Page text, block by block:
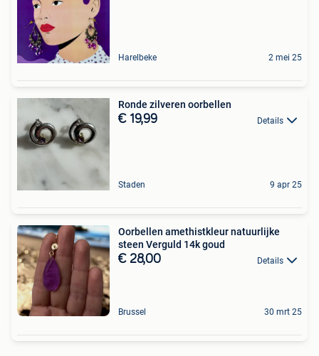
Harelbeke 2 mei 25
Ronde zilveren oorbellen
€ 19,99 Details
Staden 9 apr 25
Oorbellen amethistkleur natuurlijke
steen Verguld 14k goud
€ 28,00 Details
Brussel 30 mrt 25